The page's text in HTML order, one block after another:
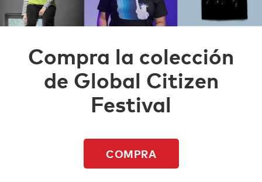
Compra la colección
de Global Citizen
Festival
COMPRA